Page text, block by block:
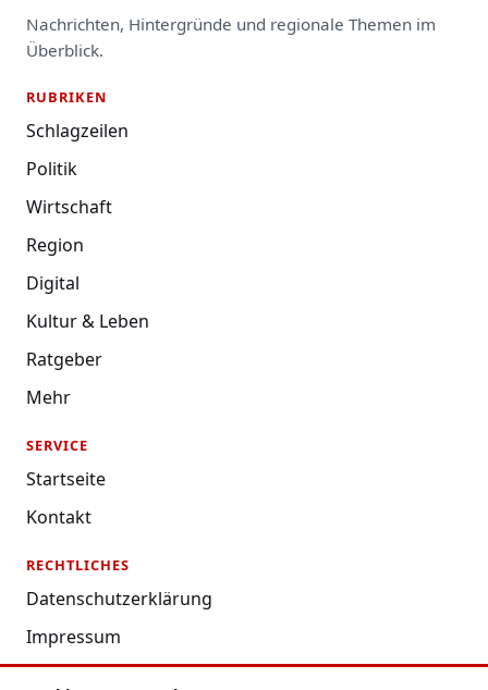
Nachrichten, Hintergründe und regionale Themen im
Überblick.
RUBRIKEN
Schlagzeilen
Politik
Wirtschaft
Region
Digital
Kultur & Leben
Ratgeber
Mehr
SERVICE
Startseite
Kontakt
RECHTLICHES
Datenschutzerklärung
Impressum
Nutzungsbedingungen